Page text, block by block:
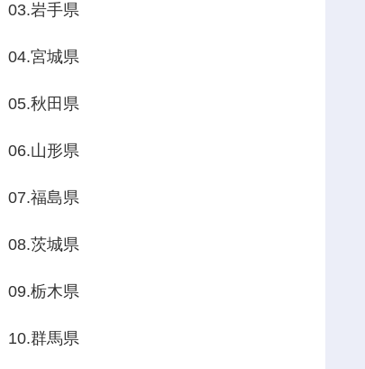
03.岩手県
04.宮城県
05.秋田県
06.山形県
07.福島県
08.茨城県
09.栃木県
10.群馬県